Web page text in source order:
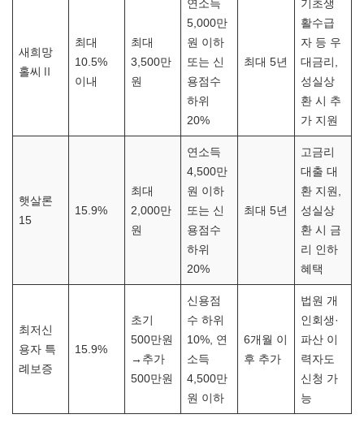
새희망
홀씨Ⅱ
최대
10.5%
이내
최대
3,500만
원
연소득
5,000만
원 이하
또는 신
용점수
하위
20%
최대 5년
기초생
활수급
자 등 우
대금리,
성실상
환 시 추
가 지원
햇살론
15
15.9%
최대
2,000만
원
연소득
4,500만
원 이하
또는 신
용점수
하위
20%
최대 5년
고금리
대출 대
환 지원,
성실상
환 시 금
리 인하
혜택
최저신
용자 특
례보증
15.9%
초기
500만원
→추가
500만원
신용점
수 하위
10%, 연
소득
4,500만
원 이하
6개월 이
후 추가
법원 개
인회생·
파산 이
력자도
신청 가
능